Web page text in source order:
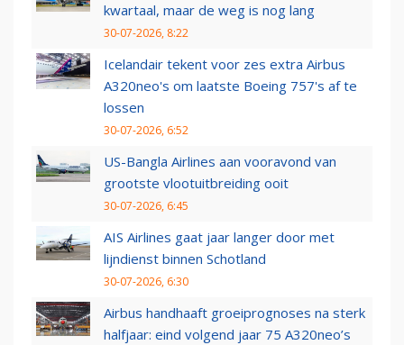
kwartaal, maar de weg is nog lang
30-07-2026, 8:22
Icelandair tekent voor zes extra Airbus
A320neo's om laatste Boeing 757's af te
lossen
30-07-2026, 6:52
US-Bangla Airlines aan vooravond van
grootste vlootuitbreiding ooit
30-07-2026, 6:45
AIS Airlines gaat jaar langer door met
lijndienst binnen Schotland
30-07-2026, 6:30
Airbus handhaaft groeiprognoses na sterk
halfjaar: eind volgend jaar 75 A320neo’s